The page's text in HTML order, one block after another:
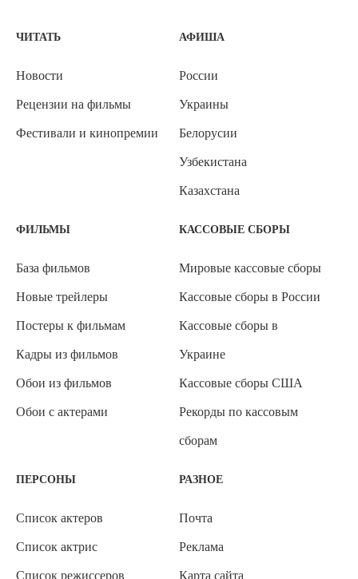
ЧИТАТЬ
Новости
Рецензии на фильмы
Фестивали и кинопремии
АФИША
России
Украины
Белорусии
Узбекистана
Казахстана
ФИЛЬМЫ
База фильмов
Новые трейлеры
Постеры к фильмам
Кадры из фильмов
Обои из фильмов
Обои с актерами
КАССОВЫЕ СБОРЫ
Мировые кассовые сборы
Кассовые сборы в России
Кассовые сборы в
Украине
Кассовые сборы США
Рекорды по кассовым
сборам
ПЕРСОНЫ
Список актеров
Список актрис
Список режиссеров
РАЗНОЕ
Почта
Реклама
Карта сайта